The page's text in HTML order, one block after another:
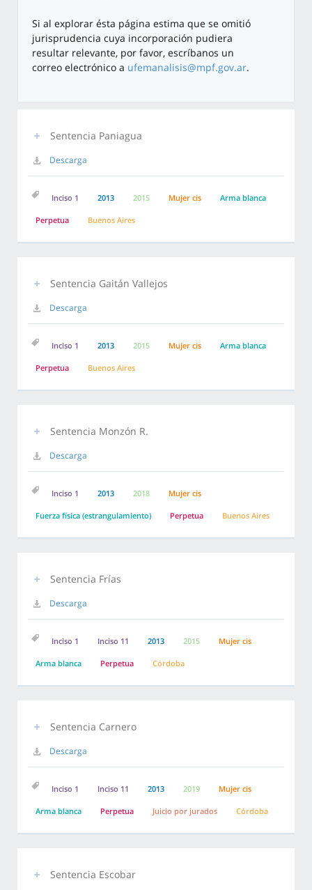
Si al explorar ésta página estima que se omitió
jurisprudencia cuya incorporación pudiera
resultar relevante, por favor, escríbanos un
correo electrónico a ufemanalisis@mpf.gov.ar.
Sentencia Paniagua
Descarga
Inciso 1 2013 2015 Mujer cis Arma blanca
Perpetua Buenos Aires
Sentencia Gaitán Vallejos
Descarga
Inciso 1 2013 2015 Mujer cis Arma blanca
Perpetua Buenos Aires
Sentencia Monzón R.
Descarga
Inciso 1 2013 2018 Mujer cis
Fuerza física (estrangulamiento) Perpetua Buenos Aires
Sentencia Frías
Descarga
Inciso 1 Inciso 11 2013 2015 Mujer cis
Arma blanca Perpetua Córdoba
Sentencia Carnero
Descarga
Inciso 1 Inciso 11 2013 2019 Mujer cis
Arma blanca Perpetua Juicio por jurados Córdoba
Sentencia Escobar